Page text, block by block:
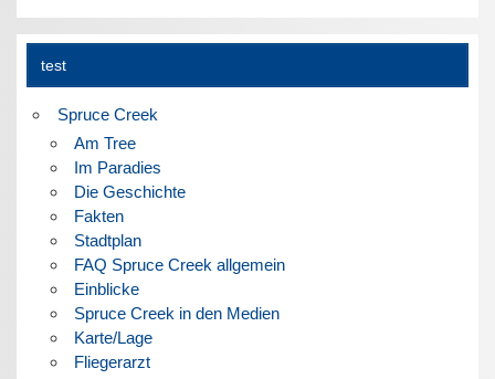
test
Spruce Creek
Am Tree
Im Paradies
Die Geschichte
Fakten
Stadtplan
FAQ Spruce Creek allgemein
Einblicke
Spruce Creek in den Medien
Karte/Lage
Fliegerarzt